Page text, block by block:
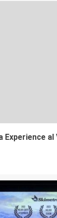
Experience al